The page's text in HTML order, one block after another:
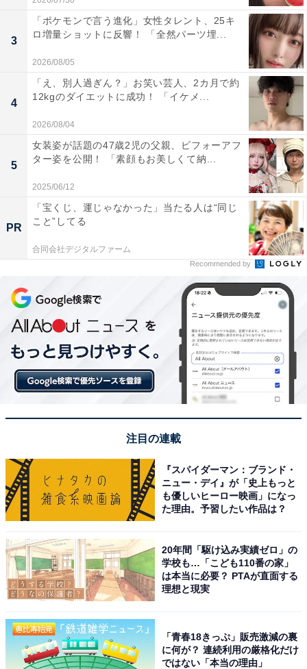
3
「ポケモンで言う進化」女性タレント、25キ
ロ増量ショットに反響！ 「全然パーツ埋...
2026/08/05
4
「え、別人過ぎん？」お笑い芸人、2カ月で約
12kgのダイエットに成功！ 「イケメ...
2026/08/04
5
女装姿が話題の47歳2児の父親、ビフォーアフ
ター姿を公開！ 「素顔もお美しくて納...
2025/06/12
PR
「宝くじ、運じゃなかった」当たる人は“同じ
こと”してる
合同会社デジタルファーム
Recommended by
注目の連載
『スパイダーマン：ブランド・
ニュー・デイ』が「史上もっと
も優しいヒーロー映画」になっ
た理由。予習したい作品は？
20年間「駆け込み実績ゼロ」の
学校も…「こども110番の家」
は本当に必要？ PTAが直面する
理想と現実
「青春18きっぷ」販売激減の裏
に何が？ 連続利用の厳格化だけ
ではない「本当の理由」